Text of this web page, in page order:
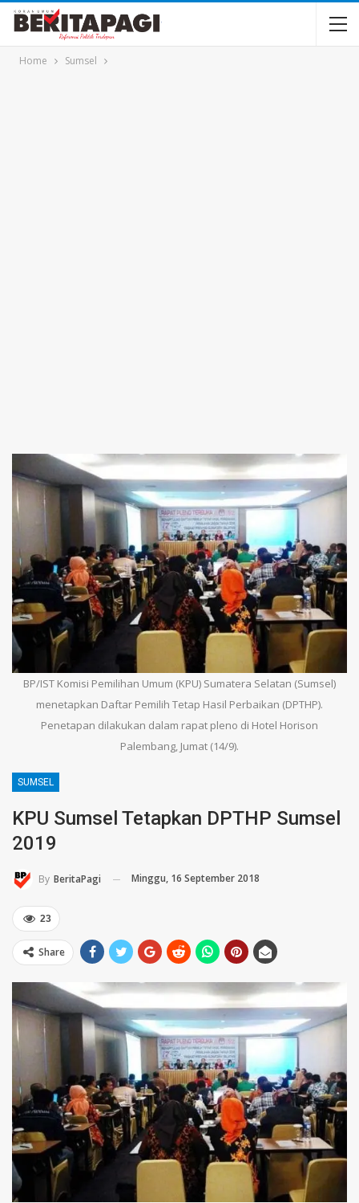
Home Sumsel
BP/IST Komisi Pemilihan Umum (KPU) Sumatera Selatan (Sumsel)
menetapkan Daftar Pemilih Tetap Hasil Perbaikan (DPTHP).
Penetapan dilakukan dalam rapat pleno di Hotel Horison
Palembang, Jumat (14/9).
SUMSEL
KPU Sumsel Tetapkan DPTHP Sumsel
2019
By BeritaPagi Minggu, 16 September 2018
23
Share